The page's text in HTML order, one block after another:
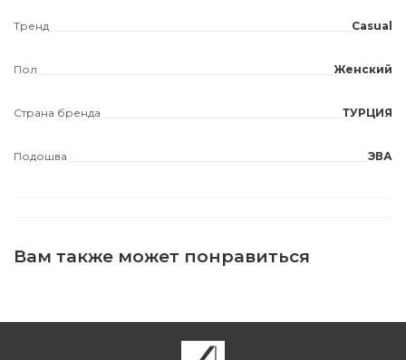
Тренд Casual
Пол Женский
Страна бренда ТУРЦИЯ
Подошва ЭВА
Вам также может понравиться